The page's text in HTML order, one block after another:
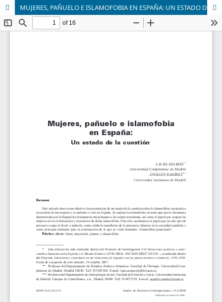
MUJERES, PAÑUELO E ISLAMOFOBIA EN ESPAÑA: UN ESTADO DE LA CUESTIÓN